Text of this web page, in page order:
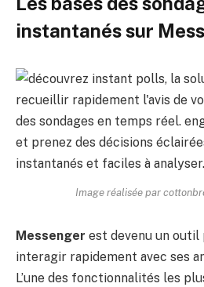
instantanés sur
Image réalisée par
Messenger est devenu un
interagir rapidement avec ses
L’une des fonctionnalités les